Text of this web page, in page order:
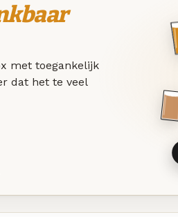
met toegankelijk
dat het te veel